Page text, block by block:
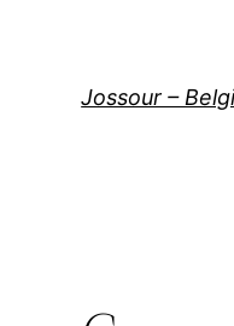
Jossour –